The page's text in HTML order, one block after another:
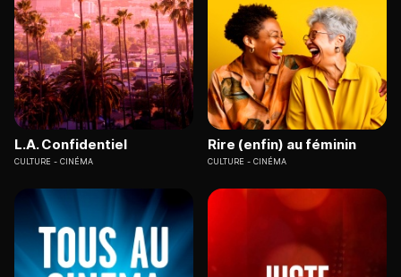
L.A. Confidentiel
CULTURE CINÉMA
Rire (enfin) au féminin
CULTURE CINÉMA